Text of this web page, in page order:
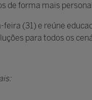
de forma mais
(31) e reúne
para todos os